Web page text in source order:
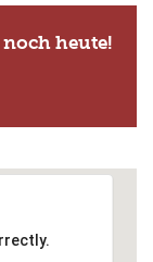
heute!